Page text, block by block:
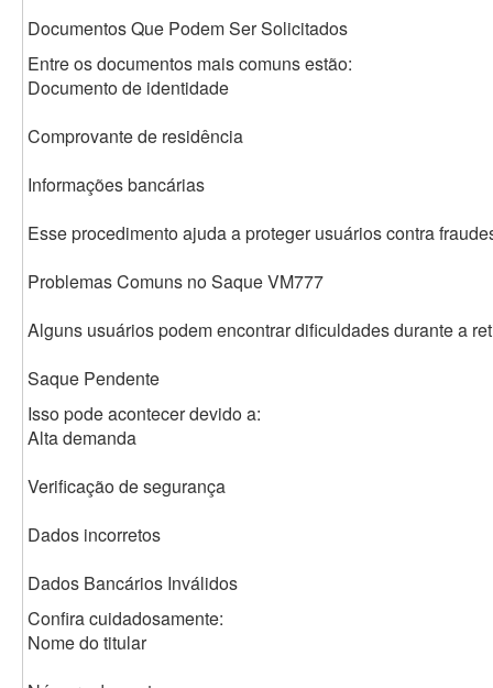
Documentos Que Podem Ser Solicitados
Entre os documentos mais comuns estão:
Documento de identidade
Comprovante de residência
Informações bancárias
Esse procedimento ajuda a proteger usuários contra
Problemas Comuns no Saque VM777
Alguns usuários podem encontrar dificuldades durante a
Saque Pendente
Isso pode acontecer devido a:
Alta demanda
Verificação de segurança
Dados incorretos
Dados Bancários Inválidos
Confira cuidadosamente:
Nome do titular